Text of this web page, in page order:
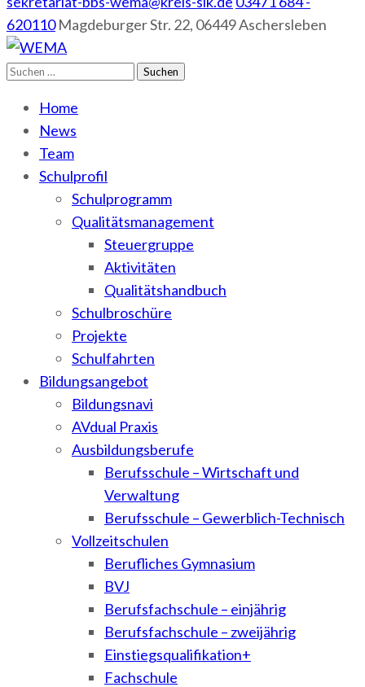
620110 Magdeburger Str. 22, 06449 Aschersleben
WEMA
BbS I des Salzlandkreises
Suchen
Home
News
Team
Schulprofil
Schulprogramm
Qualitätsmanagement
Steuergruppe
Aktivitäten
Qualitätshandbuch
Schulbroschüre
Projekte
Schulfahrten
Bildungsangebot
Bildungsnavi
AVdual Praxis
Ausbildungsberufe
Berufsschule – Wirtschaft und
Verwaltung
Berufsschule – Gewerblich-Technisch
Vollzeitschulen
Berufliches Gymnasium
BVJ
Berufsfachschule – einjährig
Berufsfachschule – zweijährig
Einstiegsqualifikation+
Fachschule